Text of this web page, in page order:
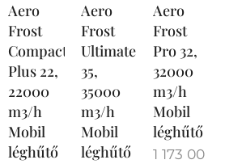
Aero
Frost
Compact
Plus 22,
22000
m3/h
Mobil
léghűtő
Aero
Frost
Ultimate
35,
35000
m3/h
Mobil
léghűtő
Aero
Frost
Pro 32,
32000
m3/h
Mobil
léghűtő
1 173 00